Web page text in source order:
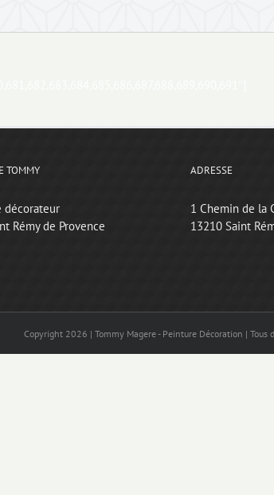
TOMMY
décorateur
Rémy de Provence
ADRESSE
1 Chemin de la
13210 Saint
Copyright 2026 | Tommy Magere - Peinture Décoration | Tous